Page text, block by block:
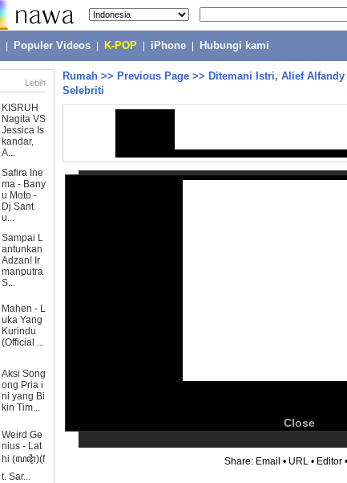
Populer Videos K-POP iPhone Hubungi kami
Lebih
KISRUH
Nagita VS
Jessica Is
kandar,
A...
Safira Ine
ma - Bany
u Moto -
Dj Sant
u...
Sampai L
antunkan
Adzan! Ir
manputra
S...
Mahen - L
uka Yang
Kurindu
(Official ...
Aksi Song
ong Pria i
ni yang Bi
kin Tim...
Weird Ge
nius - Lat
hi (ꦭꦛꦶ)(f
t. Sar...
Rumah >> Previous Page >> Ditemani Istri, Alief
Selebriti
Close
Share: Email • URL • Editor •